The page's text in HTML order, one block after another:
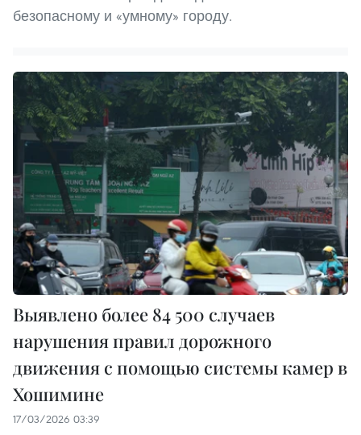
безопасному и «умному» городу.
Выявлено более 84 500 случаев
нарушения правил дорожного
движения с помощью системы камер в
Хошимине
17/03/2026 03:39